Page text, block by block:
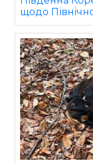
щодо